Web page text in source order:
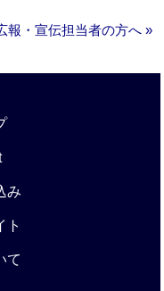
報・宣伝担当者の方へ »
み
ト
て